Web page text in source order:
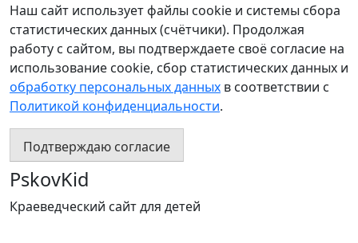
Наш сайт использует файлы cookie и системы сбора
статистических данных (счётчики). Продолжая
работу с сайтом, вы подтверждаете своё согласие на
использование cookie, сбор статистических данных и
обработку персональных данных в соответствии с
Политикой конфиденциальности.
Подтверждаю согласие
PskovKid
Краеведческий сайт для детей